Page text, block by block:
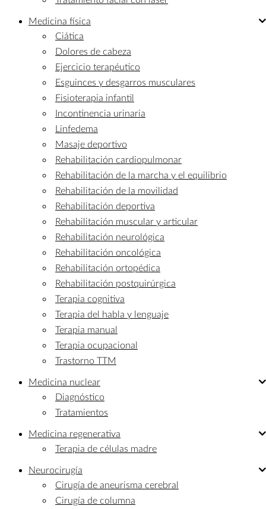
Medicina física
Ciática
Dolores de cabeza
Ejercicio terapéutico
Esguinces y desgarros musculares
Fisioterapia infantil
Incontinencia urinaria
Linfedema
Masaje deportivo
Rehabilitación cardiopulmonar
Rehabilitación de la marcha y el equilibrio
Rehabilitación de la movilidad
Rehabilitación deportiva
Rehabilitación muscular y articular
Rehabilitación neurológica
Rehabilitación oncológica
Rehabilitación ortopédica
Rehabilitación postquirúrgica
Terapia cognitiva
Terapia del habla y lenguaje
Terapia manual
Terapia ocupacional
Trastorno TTM
Medicina nuclear
Diagnóstico
Tratamientos
Medicina regenerativa
Terapia de células madre
Neurocirugía
Cirugía de aneurisma cerebral
Cirugía de columna